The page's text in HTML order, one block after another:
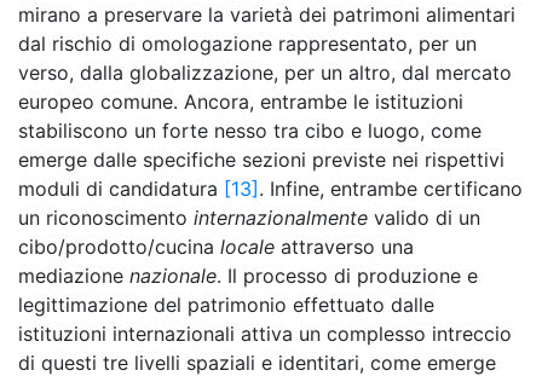
mirano a preservare la varietà dei patrimoni alimentari
dal rischio di omologazione rappresentato, per un
verso, dalla globalizzazione, per un altro, dal mercato
europeo comune. Ancora, entrambe le istituzioni
stabiliscono un forte nesso tra cibo e luogo, come
emerge dalle specifiche sezioni previste nei rispettivi
moduli di candidatura [13]. Infine, entrambe certificano
un riconoscimento internazionalmente valido di un
cibo/prodotto/cucina locale attraverso una
mediazione nazionale. Il processo di produzione e
legittimazione del patrimonio effettuato dalle
istituzioni internazionali attiva un complesso intreccio
di questi tre livelli spaziali e identitari, come emerge